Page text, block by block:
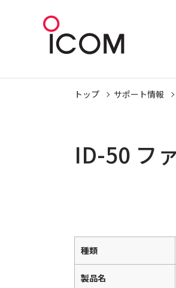
トップ サポート情報
ID-50 フ
種類
製品名